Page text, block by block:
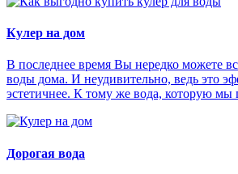
Кулер на дом
В последнее время Вы нередко можете
воды дома. И неудивительно, ведь это
эстетичнее. К тому же вода, которую мы
Дорогая вода